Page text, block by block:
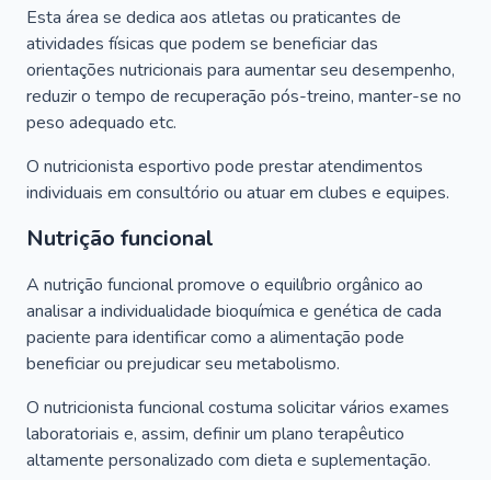
Esta área se dedica aos atletas ou praticantes de
atividades físicas que podem se beneficiar das
orientações nutricionais para aumentar seu desempenho,
reduzir o tempo de recuperação pós-treino, manter-se no
peso adequado etc.
O nutricionista esportivo pode prestar atendimentos
individuais em consultório ou atuar em clubes e equipes.
Nutrição funcional
A nutrição funcional promove o equilíbrio orgânico ao
analisar a individualidade bioquímica e genética de cada
paciente para identificar como a alimentação pode
beneficiar ou prejudicar seu metabolismo.
O nutricionista funcional costuma solicitar vários exames
laboratoriais e, assim, definir um plano terapêutico
altamente personalizado com dieta e suplementação.